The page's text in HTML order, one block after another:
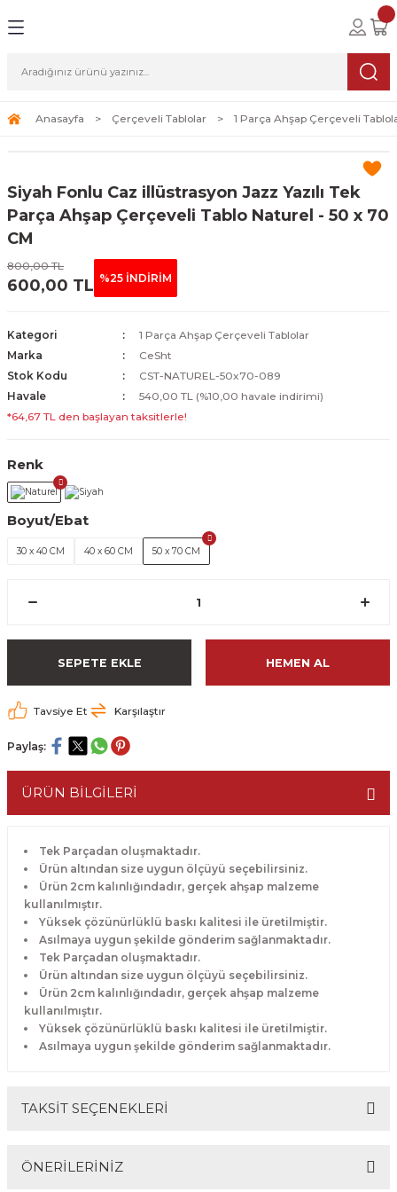
Tablolar
Tablolar
Tablolar
Sanat
Anasayfa Çerçeveli Tablolar 1 Parça Ahşap Çerçeveli
Siyah Fonlu Caz illüstrasyon Jazz Yazılı Tek
Parça Ahşap Çerçeveli Tablo Naturel - 50 x 70
CM
800,00 TL
600,00 TL %25 İNDİRİM
Kategori
1 Parça Ahşap Çerçeveli Tablolar
Marka
CeSht
Stok Kodu
CST-NATUREL-50x70-089
Havale
540,00 TL (%10,00 havale indirimi)
*64,67 TL den başlayan taksitlerle!
Renk
Boyut/Ebat
30 x 40 CM 40 x 60 CM 50 x 70 CM
SEPETE EKLE HEMEN AL
Tavsiye Et Karşılaştır
Paylaş:
ÜRÜN BİLGİLERİ
Tek Parçadan oluşmaktadır.
Ürün altından size uygun ölçüyü seçebilirsiniz.
Ürün 2cm kalınlığındadır, gerçek ahşap malzeme
kullanılmıştır.
Yüksek çözünürlüklü baskı kalitesi ile üretilmiştir.
Asılmaya uygun şekilde gönderim sağlanmaktadır.
Tek Parçadan oluşmaktadır.
Ürün altından size uygun ölçüyü seçebilirsiniz.
Ürün 2cm kalınlığındadır, gerçek ahşap malzeme
kullanılmıştır.
Yüksek çözünürlüklü baskı kalitesi ile üretilmiştir.
Asılmaya uygun şekilde gönderim sağlanmaktadır.
TAKSİT SEÇENEKLERİ
ÖNERİLERİNİZ